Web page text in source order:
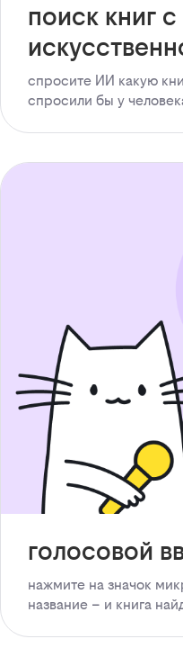
поиск книг
спросите ИИ какую
спросили бы у
голосовой
нажмите на значок
название – и книга